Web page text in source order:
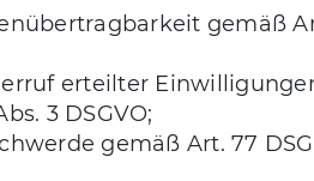
gemäß
erteilter
3 DSGVO;
gemäß Art. 77